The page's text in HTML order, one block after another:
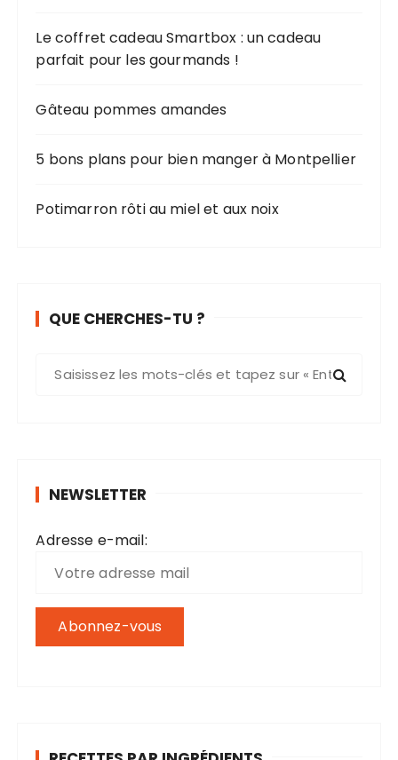
Le coffret cadeau Smartbox : un cadeau
parfait pour les gourmands !
Gâteau pommes amandes
5 bons plans pour bien manger à Montpellier
Potimarron rôti au miel et aux noix
QUE CHERCHES-TU ?
e
u
NEWSLETTER
Adresse e-mail: